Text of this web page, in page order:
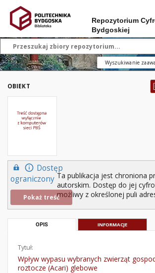
Repozytorium
Bydgoskiej
Wyszukiwanie
OBIEKT
Dostęp
ograniczony
Pokaż treść
Ta publikacja jest chroniona
autorskim. Dostęp do jej
możliwy z określonej puli
OPIS INFORMACJE
Tytuł:
Wpływ wypasu wybranych zwierząt
roztocze (Acari) glebowe